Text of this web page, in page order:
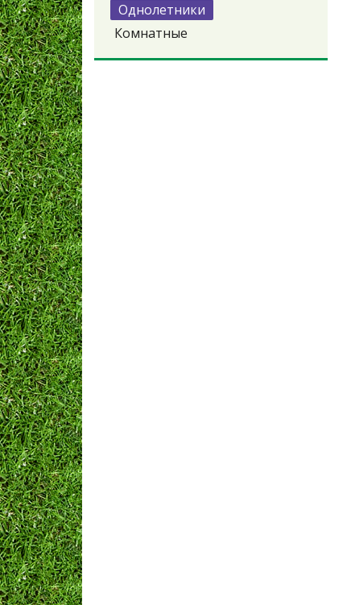
Однолетники
Комнатные